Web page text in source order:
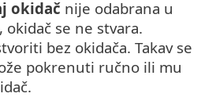
okidač nije odabrana u
, okidač se ne stvara.
bez okidača. Takav se
pokrenuti ručno ili mu